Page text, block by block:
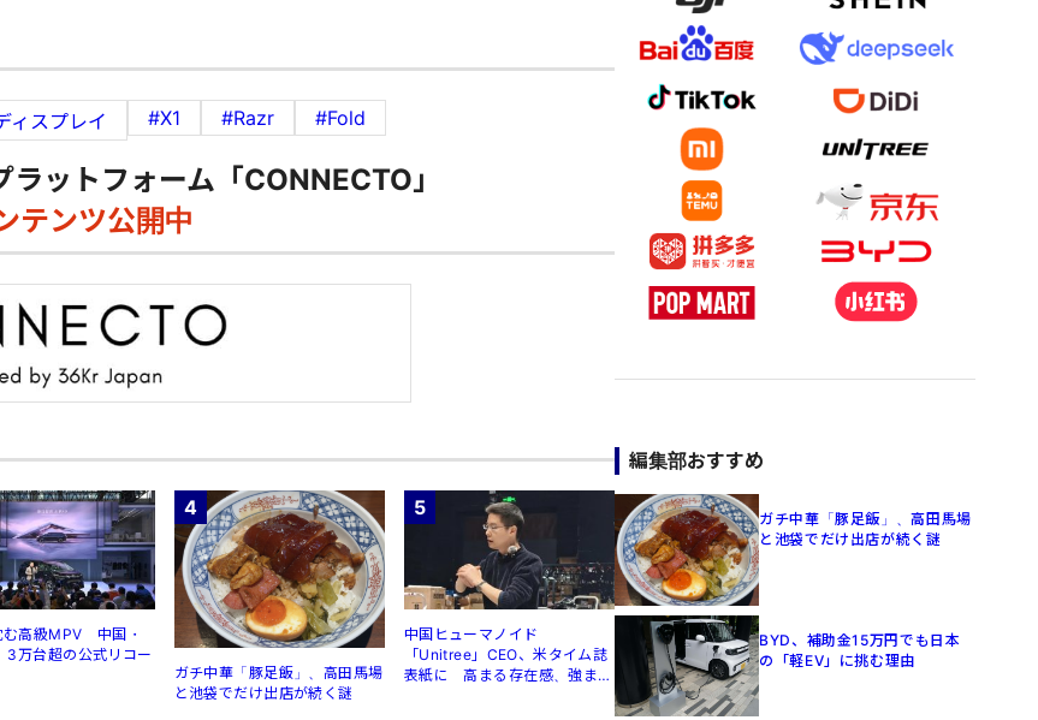
ィスプレイ #X1 #Razr #Fold
ットフォーム「CONNECTO」
テンツ公開中
む高級MPV 中国・
3万台超の公式リコー
4
ガチ中華「豚足飯」、高田馬場
と池袋でだけ出店が続く謎
5
中国ヒューマノイド
「Unitree」CEO、米タイム誌
表紙に 高まる存在感、強まる
編集部おすすめ
ガチ中華「豚足飯」、高田馬場
と池袋でだけ出店が続く謎
BYD、補助金15万円でも日本
の「軽EV」に挑む理由